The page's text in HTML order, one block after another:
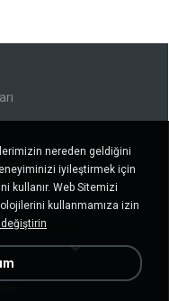
nereden geldiğini
iyileştirmek için
kullanır. Web Sitemizi
kullanmamıza izin